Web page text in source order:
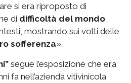
si era riproposto di
di difficoltà del mondo
mostrando sui volti delle
sofferenza».
segue l’esposizione che era
fa nell’azienda vitivinicola